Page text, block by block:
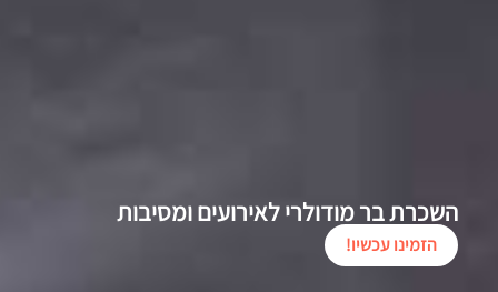
השכרת בר מודולרי לאירועים ומסיבות
הזמינו עכשיו!